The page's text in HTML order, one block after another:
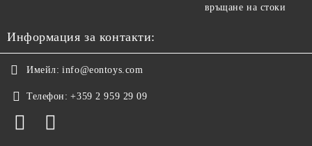
връщане на стоки
Информация за контакти:
Имейл: info@eontoys.com
Телефон: +359 2 959 29 09